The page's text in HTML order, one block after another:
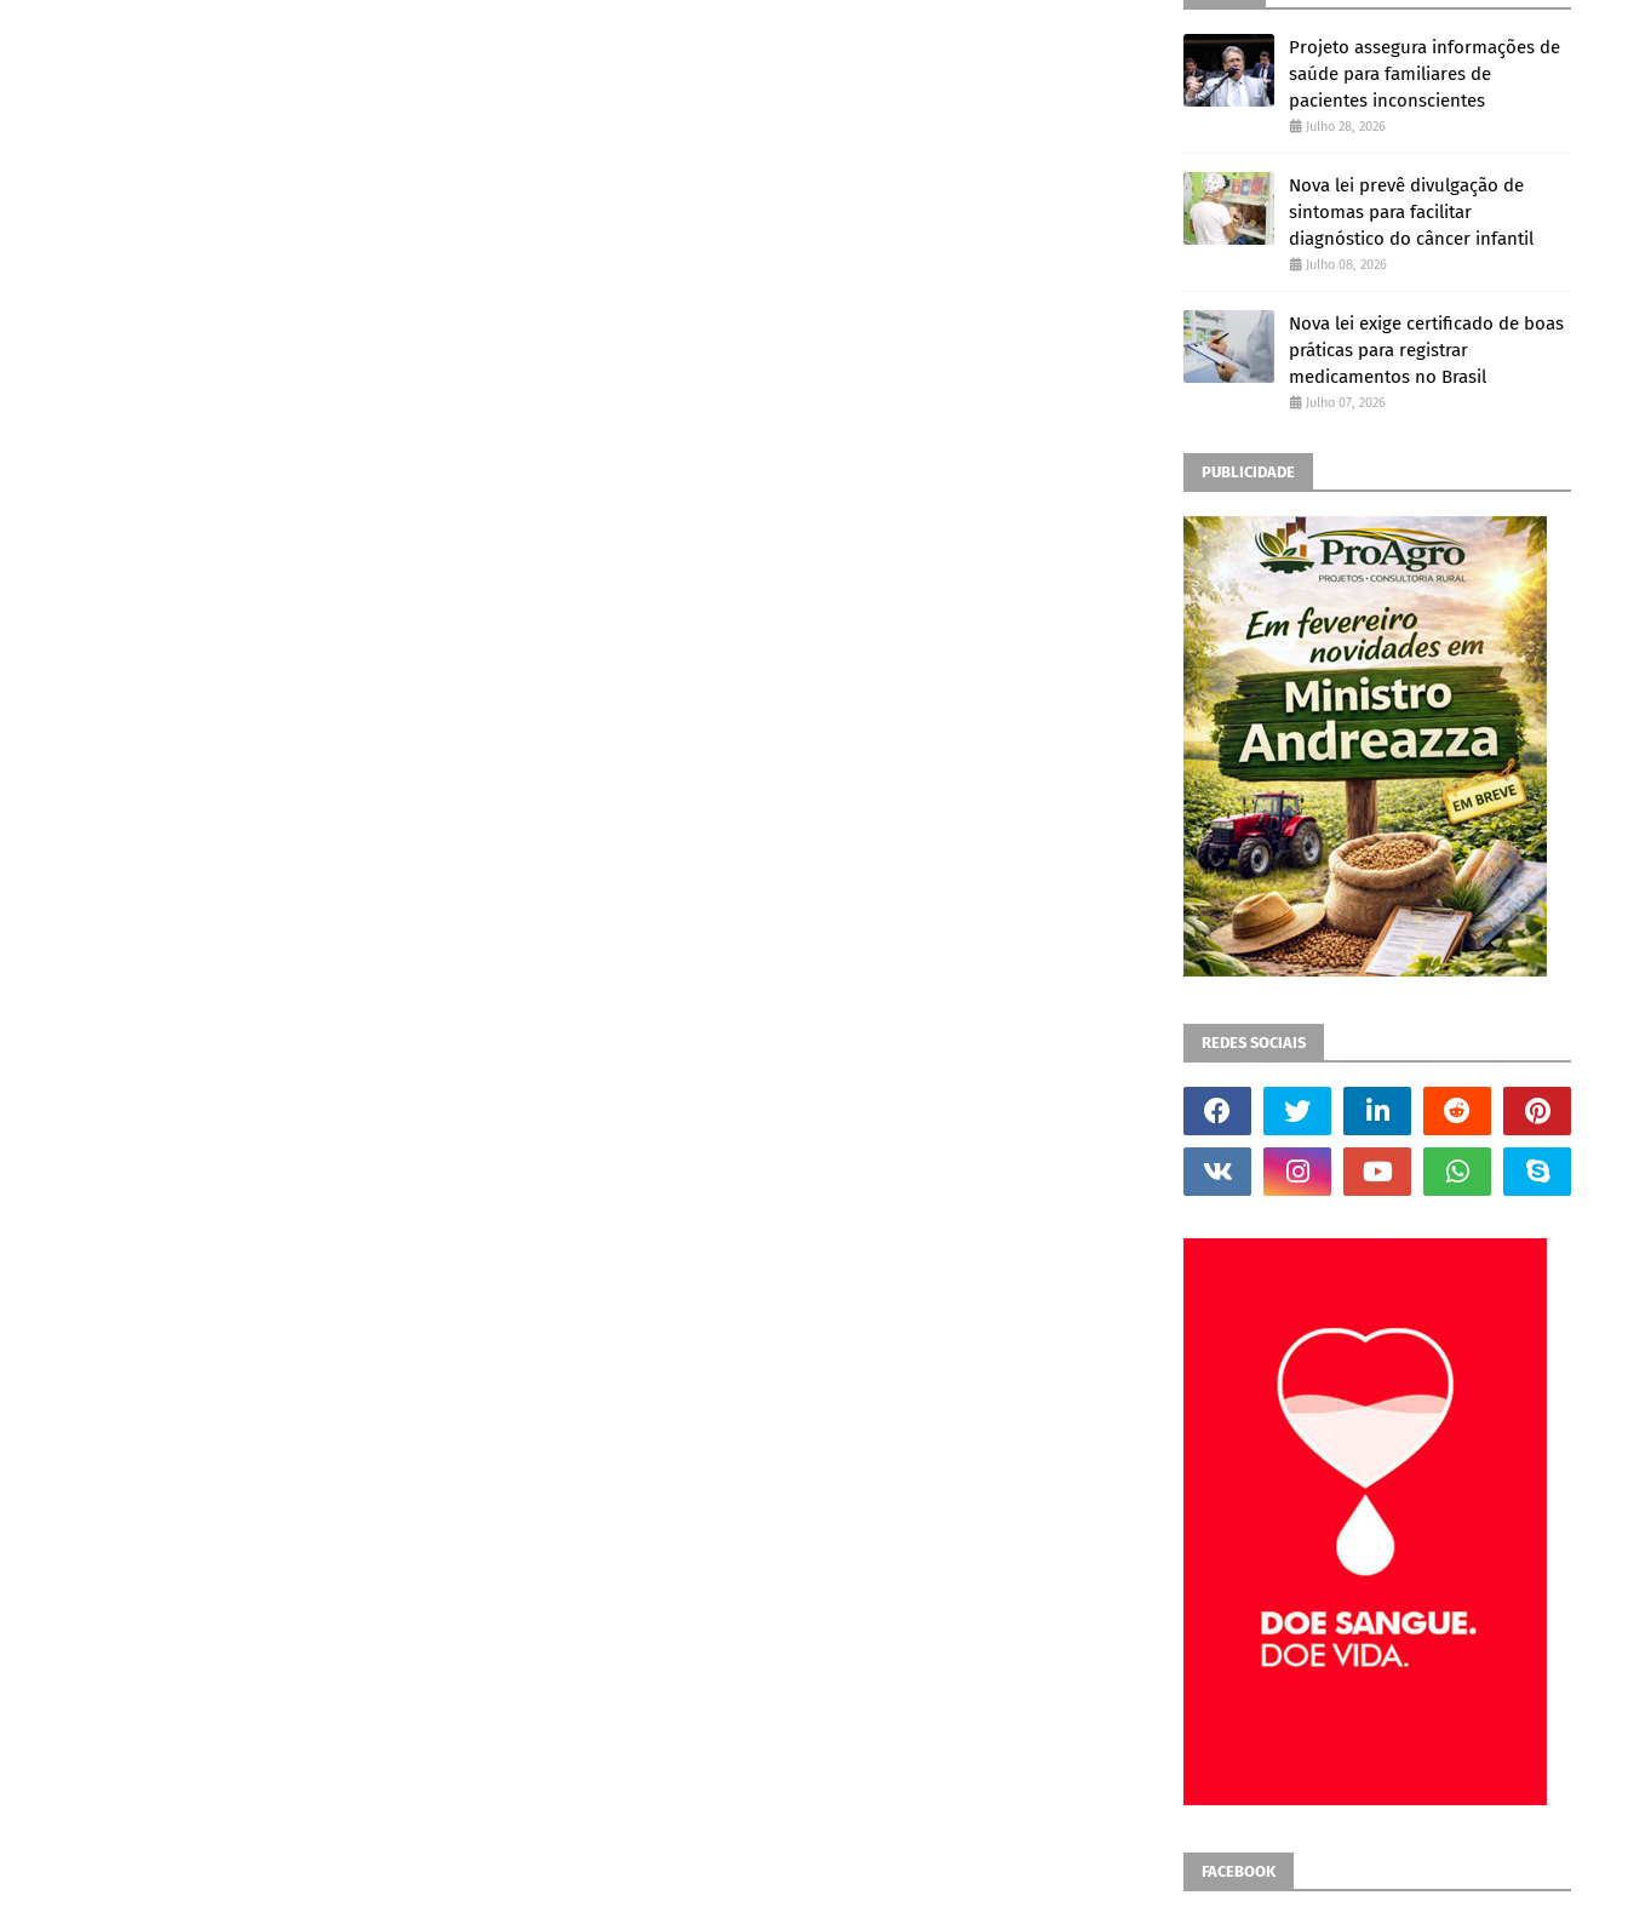
Projeto assegura informações de
saúde para familiares de
pacientes inconscientes
Julho 28, 2026
Nova lei prevê divulgação de
sintomas para facilitar
diagnóstico do câncer infantil
Julho 08, 2026
Nova lei exige certificado de boas
práticas para registrar
medicamentos no Brasil
Julho 07, 2026
PUBLICIDADE
REDES SOCIAIS
FACEBOOK